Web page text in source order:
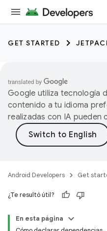
GET STARTED
Google utiliza tecnología
contenido a tu idioma
realizadas con IA pueden
Android Developers Get
¿Te resultó útil?
En esta página